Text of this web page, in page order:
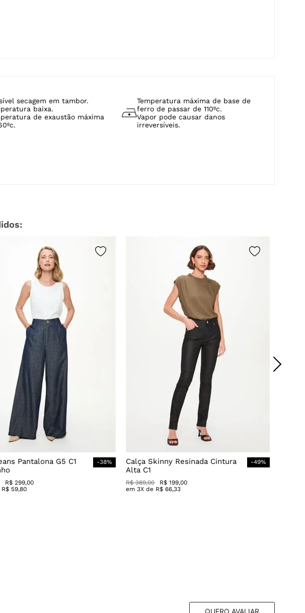
secagem em tambor.
baixa.
de exaustão máxima
Temperatura máxima de base de
ferro de passar de 110ºc.
Vapor pode causar danos
irreversíveis.
Pantalona G5 C1
-38%
R$ 299,00
R$ 59,80
Calça Skinny Resinada Cintura
Alta C1
-49%
R$ 389,00 R$ 199,00
em3X de R$ 66,33
QUERO AVALIAR